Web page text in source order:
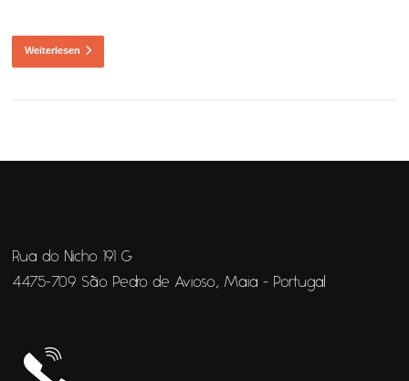
Weiterlesen
Rua do Nicho 191 G
4475-709 São Pedro de Avioso, Maia - Portugal